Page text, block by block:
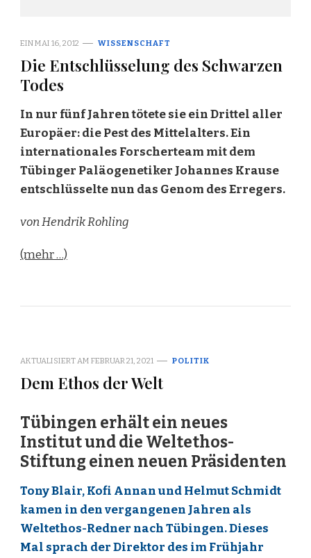
EINMAI 16, 2012 WISSENSCHAFT
Die Entschlüsselung des Schwarzen
Todes
In nur fünf Jahren tötete sie ein Drittel aller
Europäer: die Pest des Mittelalters. Ein
internationales Forscherteam mit dem
Tübinger Paläogenetiker Johannes Krause
entschlüsselte nun das Genom des Erregers.
von Hendrik Rohling
(mehr …)
AKTUALISIERT AM FEBRUAR 21, 2021 POLITIK
Dem Ethos der Welt
Tübingen erhält ein neues
Institut und die Weltethos-
Stiftung einen neuen Präsidenten
Tony Blair, Kofi Annan und Helmut Schmidt
kamen in den vergangenen Jahren als
Weltethos-Redner nach Tübingen. Dieses
Mal sprach der Direktor des im Frühjahr